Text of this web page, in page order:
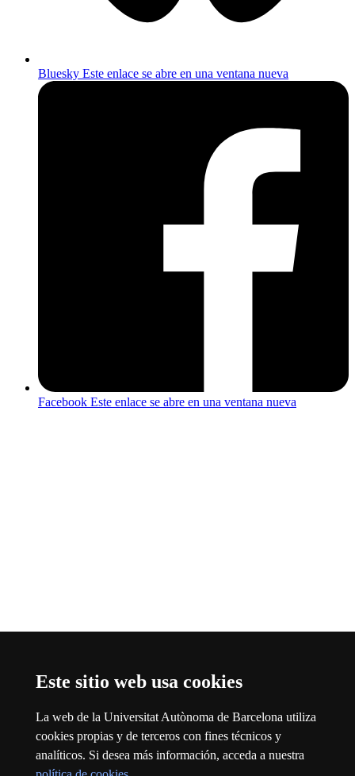
Este sitio web usa cookies
La web de la Universitat Autònoma de Barcelona utiliza
cookies propias y de terceros con fines técnicos y
analíticos. Si desea más información, acceda a nuestra
Bluesky Este enlace se abre en una ventana nueva
Facebook Este enlace se abre en una ventana nueva
Threads Este enlace se abre en una ventana nueva
Sobre el web